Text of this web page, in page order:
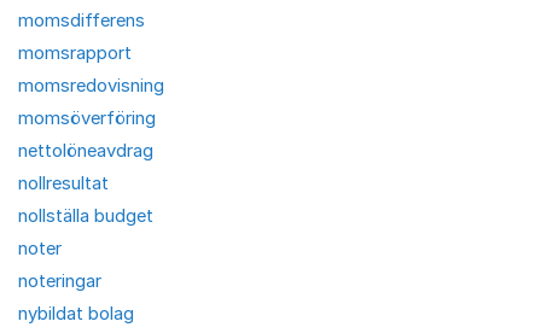
momsdifferens
momsrapport
momsredovisning
momsöverföring
nettolöneavdrag
nollresultat
nollställa budget
noter
noteringar
nybildat bolag